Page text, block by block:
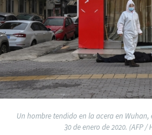
Un hombre tendido en la acera en
30 de enero de 2020. (AFP /